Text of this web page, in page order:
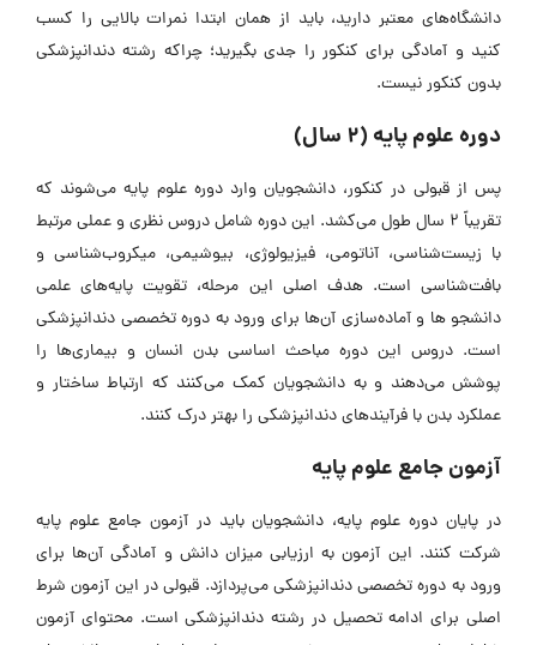
دانشگاه‌های معتبر دارید، باید از همان ابتدا نمرات بالایی را کسب
کنید و آمادگی برای کنکور را جدی بگیرید؛ چراکه رشته دندانپزشکی
بدون کنکور نیست.
دوره علوم پایه (2 سال)
پس از قبولی در کنکور، دانشجویان وارد دوره علوم پایه می‌شوند که
تقریباً 2 سال طول می‌کشد. این دوره شامل دروس نظری و عملی مرتبط
با زیست‌شناسی، آناتومی، فیزیولوژی، بیوشیمی، میکروب‌شناسی و
بافت‌شناسی است. هدف اصلی این مرحله، تقویت پایه‌های علمی
دانشجو‌ ها و آماده‌سازی آن‌ها برای ورود به دوره تخصصی دندانپزشکی
است. دروس این دوره مباحث اساسی بدن انسان و بیماری‌ها را
پوشش می‌دهند و به دانشجویان کمک می‌کنند که ارتباط ساختار و
عملکرد بدن با فرآیند‌های دندانپزشکی را بهتر درک کنند.
آزمون جامع علوم پایه
در پایان دوره علوم پایه، دانشجویان باید در آزمون جامع علوم پایه
شرکت کنند. این آزمون به ارزیابی میزان دانش و آمادگی آن‌ها برای
ورود به دوره تخصصی دندانپزشکی می‌پردازد. قبولی در این آزمون شرط
اصلی برای ادامه تحصیل در رشته دندانپزشکی است. محتوای آزمون